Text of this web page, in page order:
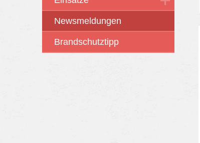
Newsmeldungen
Brandschutztipp